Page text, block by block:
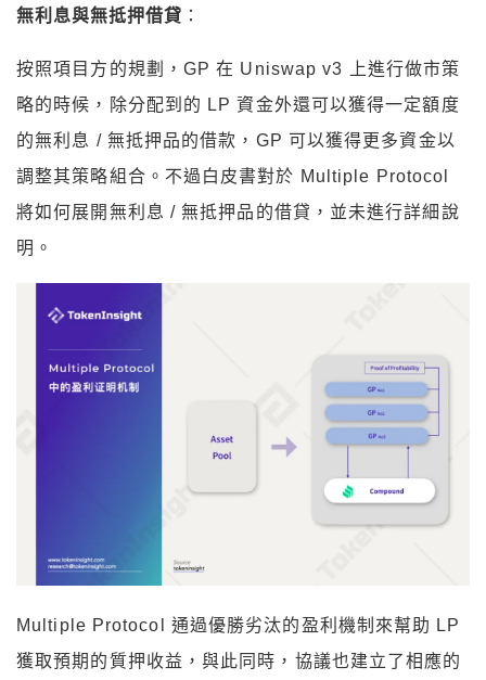
無利息與無抵押借貸 ：
按照項目方的規劃，GP 在 Uniswap v3 上進行做市策
略的時候，除分配到的 LP 資金外還可以獲得一定額度
的無利息 / 無抵押品的借款，GP 可以獲得更多資金以
調整其策略組合。不過白皮書對於 Multiple Protocol
將如何展開無利息 / 無抵押品的借貸，並未進行詳細說
明。
Multiple Protocol 通過優勝劣汰的盈利機制來幫助 LP
獲取預期的質押收益，與此同時，協議也建立了相應的